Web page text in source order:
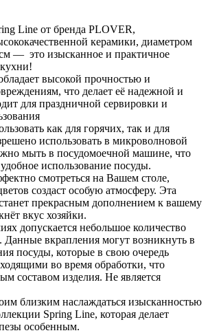
Line от бренда PLOVER,
керамики, диаметром
— это изысканное и практичное
высокой прочностью и
что делает её надежной и
для праздничной сервировки и
как для горячих, так и для
использовать в микроволновой
мыть в посудомоечной машине, что
использование посуды.
смотреться на Вашем столе,
создаст особую атмосферу. Эта
станет прекрасным дополнением к вашему
вкус хозяйки.
допускается небольшое количество
вкрапления могут возникнуть в
посуды, которые в свою очередь
во время обработки, что
составом изделия. Не является
близким наслаждаться изысканностью
Spring Line, которая делает
особенным.